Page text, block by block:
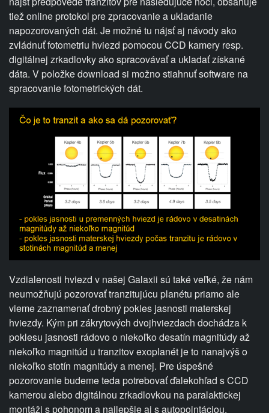
tiež online protokol pre zpracovanie a ukladanie
napozorovaných dát. Je možné tu nájsť aj návody ako
zvládnuť fotometriu hviezd pomocou CCD kamery resp.
digitálnej zrkadlovky ako spracovávať a ukladať získané
dáta. V položke download si možno stiahnuť software na
spracovanie fotometrických dát.
Vzdialenosti hviezd v našej Galaxii sú také veľké, že nám
neumožňujú pozorovať tranzitujúcu planétu priamo ale
vieme zaznamenať drobný pokles jasnosti materskej
hviezdy. Kým pri zákrytových dvojhviezdach dochádza k
poklesu jasnosti rádovo o niekoľko desatín magnitúdy až
niekoľko magnitúd u tranzitov exoplanét je to nanajvýš o
niekoľko stotín magnitúdy a menej. Pre úspešné
pozorovanie budeme teda potrebovať ďalekohľad s CCD
kamerou alebo digitálnou zrkadlovkou na paralaktickej
montáži s pohonom a najlepšie aj s autopointáciou.